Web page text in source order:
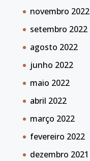
novembro 2022
setembro 2022
agosto 2022
junho 2022
maio 2022
abril 2022
março 2022
fevereiro 2022
dezembro 2021